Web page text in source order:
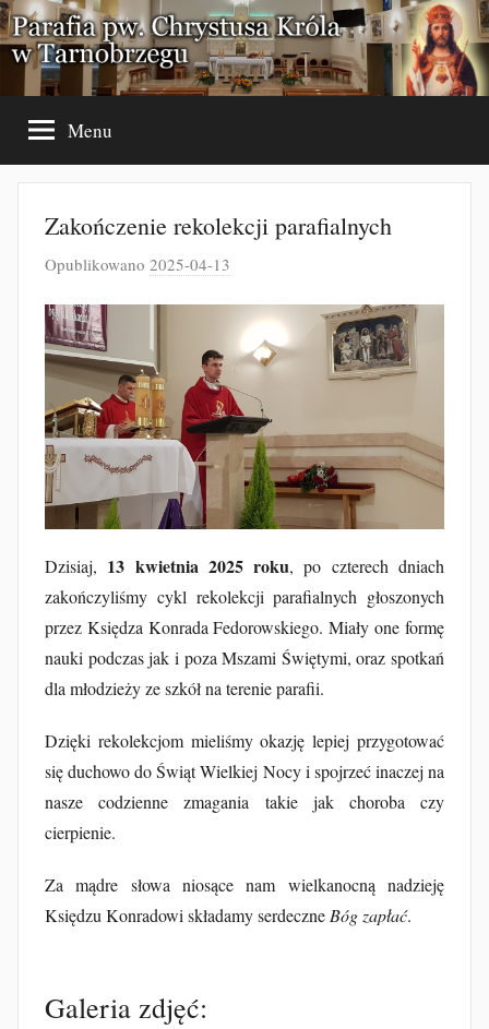
Przejdź
do
treści
Menu
Zakończenie rekolekcji parafialnych
Opublikowano 2025-04-13
e
J
a
b
u
r
t
a
k
Dzisiaj, 13 kwietnia 2025 roku, po czterech dniach
zakończyliśmy cykl rekolekcji parafialnych głoszonych
przez Księdza Konrada Fedorowskiego. Miały one formę
nauki podczas jak i poza Mszami Świętymi, oraz spotkań
dla młodzieży ze szkół na terenie parafii.
Dzięki rekolekcjom mieliśmy okazję lepiej przygotować
się duchowo do Świąt Wielkiej Nocy i spojrzeć inaczej na
nasze codzienne zmagania takie jak choroba czy
cierpienie.
Za mądre słowa niosące nam wielkanocną nadzieję
Księdzu Konradowi składamy serdeczne Bóg zapłać.
Galeria zdjęć: